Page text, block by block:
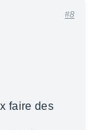
#8
faire des